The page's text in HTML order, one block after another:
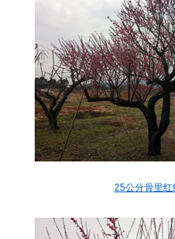
25公分骨里红